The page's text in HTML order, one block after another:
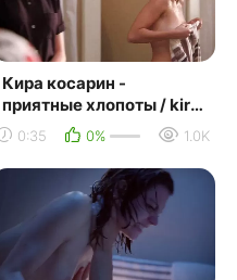
Кира косарин -
приятные хлопоты / kira
kosarin - good trouble (
2019 - 2020 )
0:35 0% 1.0K